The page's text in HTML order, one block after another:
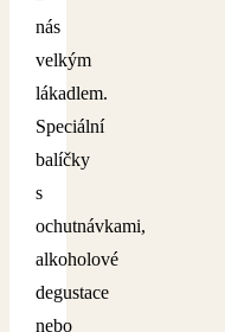
nás
velkým
lákadlem.
Speciální
balíčky
s
ochutnávkami,
alkoholové
degustace
nebo